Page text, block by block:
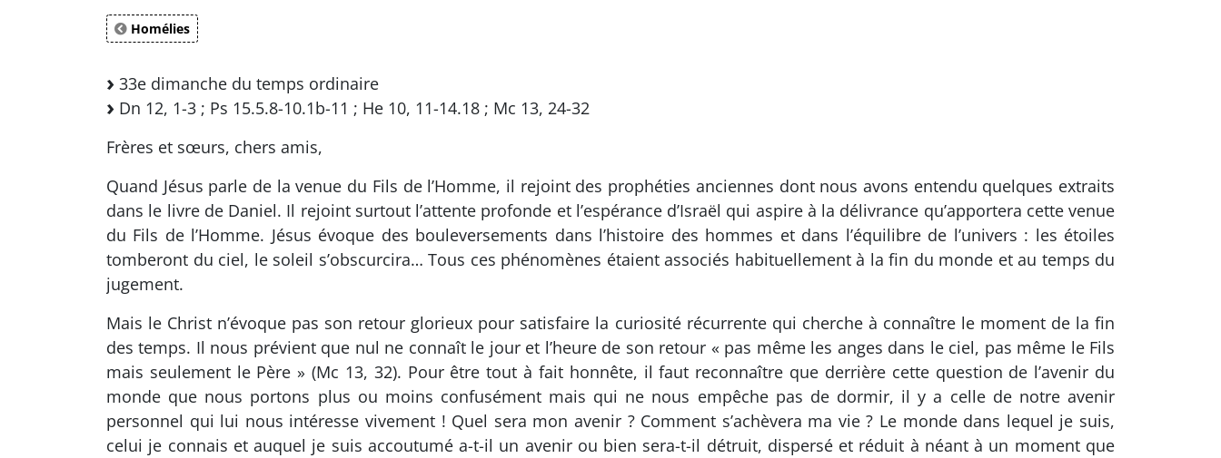
Homélies
33e dimanche du temps ordinaire
Dn 12, 1-3 ; Ps 15.5.8-10.1b-11 ; He 10, 11-14.18 ; Mc 13, 24-32
Frères et sœurs, chers amis,
Quand Jésus parle de la venue du Fils de l’Homme, il rejoint des prophéties anciennes dont nous avons entendu quelques extraits
dans le livre de Daniel. Il rejoint surtout l’attente profonde et l’espérance d’Israël qui aspire à la délivrance qu’apportera cette venue
du Fils de l’Homme. Jésus évoque des bouleversements dans l’histoire des hommes et dans l’équilibre de l’univers : les étoiles
tomberont du ciel, le soleil s’obscurcira… Tous ces phénomènes étaient associés habituellement à la fin du monde et au temps du
jugement.
Mais le Christ n’évoque pas son retour glorieux pour satisfaire la curiosité récurrente qui cherche à connaître le moment de la fin
des temps. Il nous prévient que nul ne connaît le jour et l’heure de son retour « pas même les anges dans le ciel, pas même le Fils
mais seulement le Père » (Mc 13, 32). Pour être tout à fait honnête, il faut reconnaître que derrière cette question de l’avenir du
monde que nous portons plus ou moins confusément mais qui ne nous empêche pas de dormir, il y a celle de notre avenir
personnel qui lui nous intéresse vivement ! Quel sera mon avenir ? Comment s’achèvera ma vie ? Le monde dans lequel je suis,
celui je connais et auquel je suis accoutumé a-t-il un avenir ou bien sera-t-il détruit, dispersé et réduit à néant à un moment que